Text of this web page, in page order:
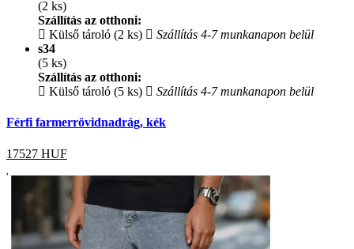
(2 ks)
Szállítás az otthoni:
Külső tároló (2 ks)
Szállítás 4-7 munkanapon belül
s34
(5 ks)
Szállítás az otthoni:
Külső tároló (5 ks)
Szállítás 4-7 munkanapon belül
Férfi farmerrövidnadrág, kék
17527 HUF